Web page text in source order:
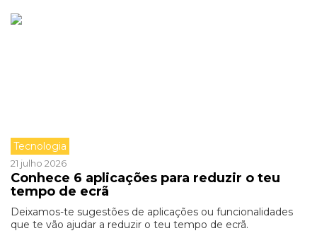
Tecnologia
21 julho 2026
Conhece 6 aplicações para reduzir o teu
tempo de ecrã
Deixamos-te sugestões de aplicações ou funcionalidades
que te vão ajudar a reduzir o teu tempo de ecrã.